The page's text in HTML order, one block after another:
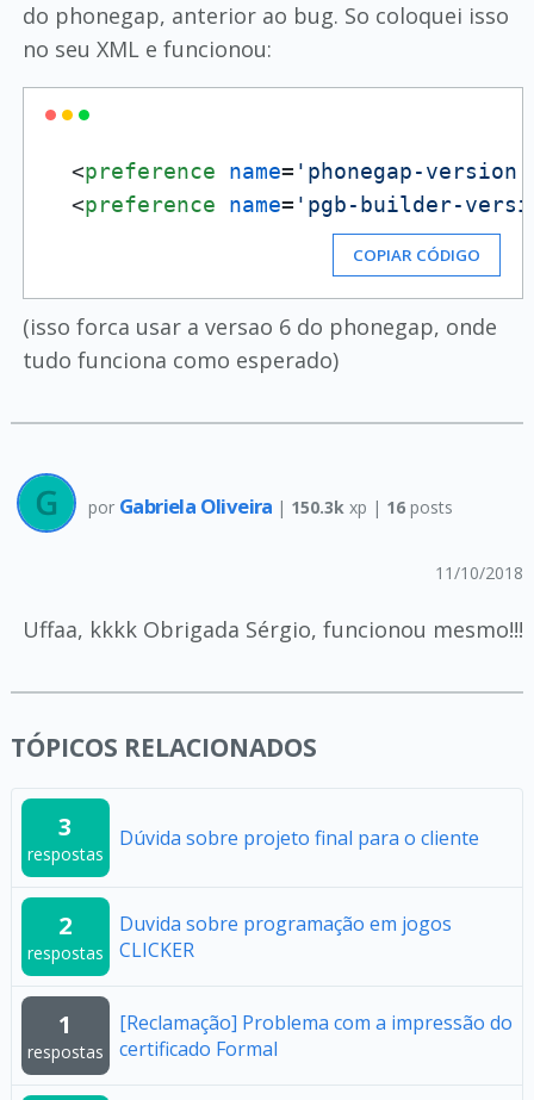
do phonegap, anterior ao bug. So coloquei isso
no seu XML e funcionou:
<preference name= 'phonegap-version'
<preference name= 'pgb-builder-
COPIAR CÓDIGO
(isso forca usar a versao 6 do phonegap, onde
tudo funciona como esperado)
por Gabriela Oliveira | 150.3k xp | 16 posts
11/10/2018
Uffaa, kkkk Obrigada Sérgio, funcionou mesmo!!!
TÓPICOS RELACIONADOS
3
respostas
Dúvida sobre projeto final para o cliente
2
respostas
Duvida sobre programação em jogos
CLICKER
1
respostas
[Reclamação] Problema com a impressão do
certificado Formal